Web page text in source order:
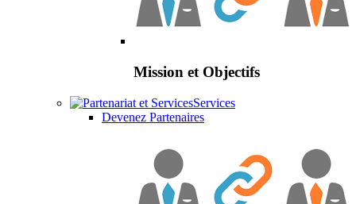
Mission et Objectifs
Services
Devenez Partenaires